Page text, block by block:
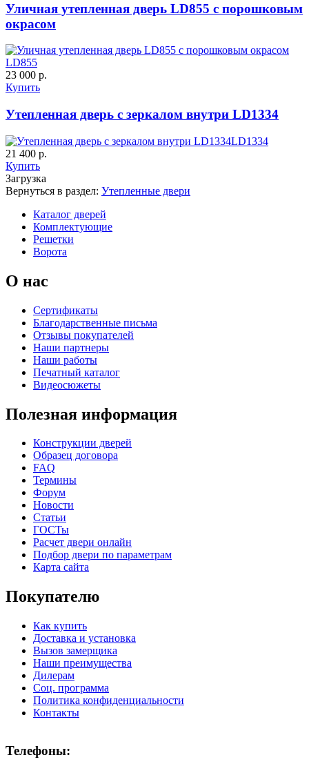
Порошковое напыление "Шелк"
К-11 С К-11 СС
К-35 С
К-36 46 30
К-36 С
К-37 Н
C67
C71
C73
Уличная утепленная дверь LD855 с порошковым
окрасом
LD855
23 000 р.
Купить
Утепленная дверь с зеркалом внутри LD1334
LD1334
21 400 р.
Купить
Загрузка
Вернуться в раздел: Утепленные двери
Каталог дверей
Комплектующие
Решетки
Ворота
О нас
Сертификаты
Благодарственные письма
Отзывы покупателей
Наши партнеры
Наши работы
Печатный каталог
Видеосюжеты
Полезная информация
Конструкции дверей
Образец договора
FAQ
Термины
Форум
Новости
Статьи
ГОСТы
Расчет двери онлайн
Подбор двери по параметрам
Карта сайта
Покупателю
Как купить
Доставка и установка
Вызов замерщика
Наши преимущества
Дилерам
Соц. программа
Политика конфиденциальности
Контакты
Телефоны: